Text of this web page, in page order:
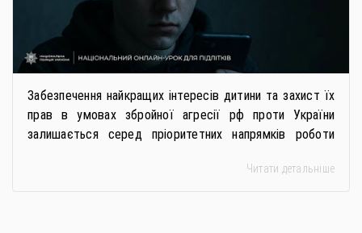
Забезпечення найкращих інтересів дитини та захист їх
прав в умовах збройної агресії рф проти України
залишається серед пріоритетних напрямків роботи
застосовується метод використання дітей у
Читати детальніше